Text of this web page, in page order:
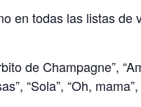
en todas las listas de
de Champagne”,
“Sola”, “Oh,